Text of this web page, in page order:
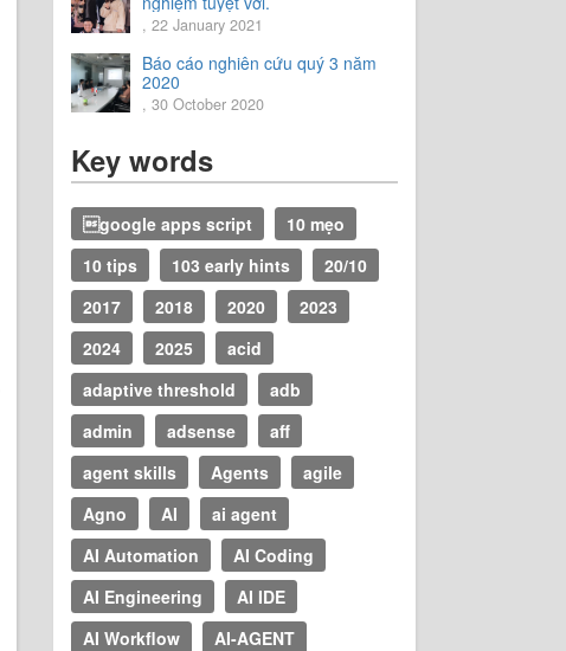
, 22 January 2021
Báo cáo nghiên cứu quý 3 năm
2020
, 30 October 2020
Key words
google apps script
10 mẹo
10 tips
103 early hints
20/10
2017
2018 2020
2023
2024
2025
acid
adaptive threshold
adb
admin
adsense
aff
agent skills
Agents
agile
Agno
AI
ai agent
AI Automation
AI Coding
AI Engineering
AI IDE
AI Workflow
AI-AGENT